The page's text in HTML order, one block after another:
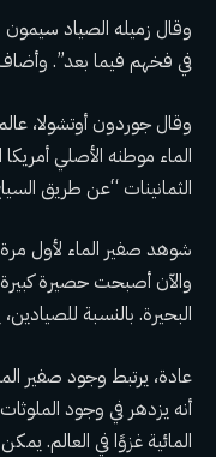
وقال زميله الصياد سيمون
في فخهم فيما بعد”.
وقال جوردون أوتشولا،
الماء موطنه الأصلي أمريكا
الثمانينات “عن طريق
والآن أصبحت حصيرة
البحيرة. بالنسبة
عادة، يرتبط وجود صفير
أنه يزدهر في وجود الملوثات
المائية غزوًا في العالم.